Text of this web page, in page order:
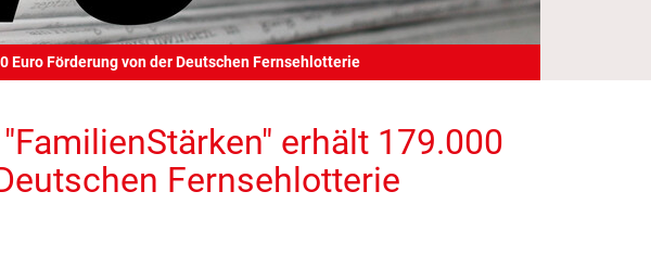
Euro Förderung von der Deutschen Fernsehlotterie
erhält 179.000
Fernsehlotterie